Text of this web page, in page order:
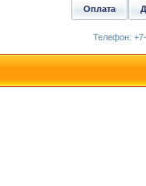
Оплата
Телефон: